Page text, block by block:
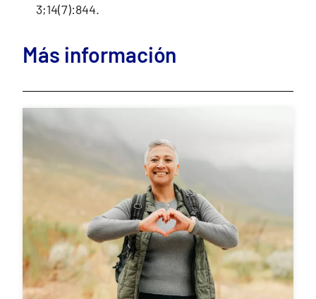
3;14(7):844.
Más información